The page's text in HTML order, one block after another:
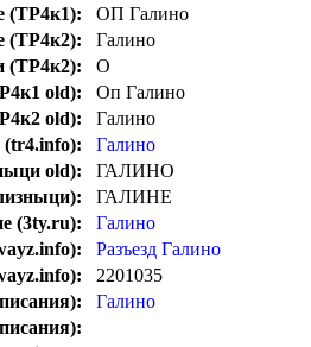
(ТР4к1):
ОП Галино
(ТР4к2):
Галино
(ТР4к2):
О
old):
Оп Галино
old):
Галино
(tr4.info):
Галино
old):
ГАЛИНО
ГАЛИНЕ
(3ty.ru):
Галино
Разъезд Галино
2201035
Галино